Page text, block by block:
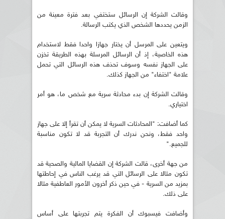
وقالت الشركة إن الرسائل ستختفي بعد فترة معينة من
الزمن يحددها الشخص الذي يكتب الرسالة.
ويتعين على المرسل أن يختار جهازا واحدا فقط لاستخدام
هذه الخاصية، إذ أن الرسائل المرسلة بهذه الطريقة تخزن
على الجهاز نفسه وسوف تحذف هذه الرسائل التي تحمل
علامة "اختفاء" من الجهاز كذلك.
وقالت الشركة إن بدء محادثة سرية مع شخص ما، هو أمر
اختياري.
كما أضافت: "المحادثات السرية لا يمكن أن تقرأ إلا على جهاز
واحد فقط، ونحن ندرك أن التجربة قد لا تكون مناسبة
للجميع."
من جهة أخرى، قالت الشركة إن القضايا المالية والصحية قد
تكون مثالا على الرسائل التي قد يرغب الناس في إحاطتها
بمزيد من السرية - في حين ذكر أخرون الأمور العاطفية مثالا
على ذلك.
وأضافت فيسبوك أن الفكرة يتم تجربتها على أساس